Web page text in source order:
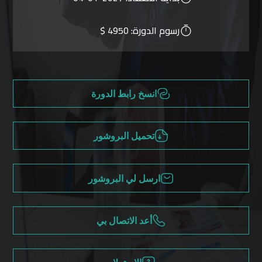
رسوم الدورة:4950 $
انسخ رابط الدورة
تحميل البروشور
ارسل لي البروشور
أعد الاتصال بي